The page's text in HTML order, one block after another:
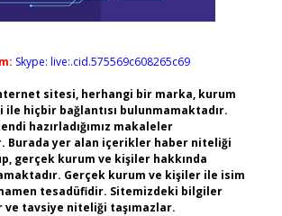
Skype: live:.cid.575569c608265c69
sitesi, herhangi bir marka, kurum
ile hiçbir bağlantısı bulunmamaktadır.
hazırladığımız makaleler
Burada yer alan içerikler haber niteliği
gerçek kurum ve kişiler hakkında
Gerçek kurum ve kişiler ile isim
tesadüfidir. Sitemizdeki bilgiler
tavsiye niteliği taşımazlar.